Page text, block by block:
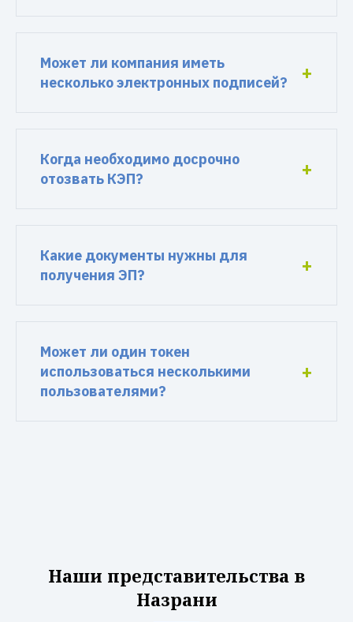
Может ли компания иметь
несколько электронных подписей?
Когда необходимо досрочно
отозвать КЭП?
Какие документы нужны для
получения ЭП?
Может ли один токен
использоваться несколькими
пользователями?
Наши представительства в
Назрани